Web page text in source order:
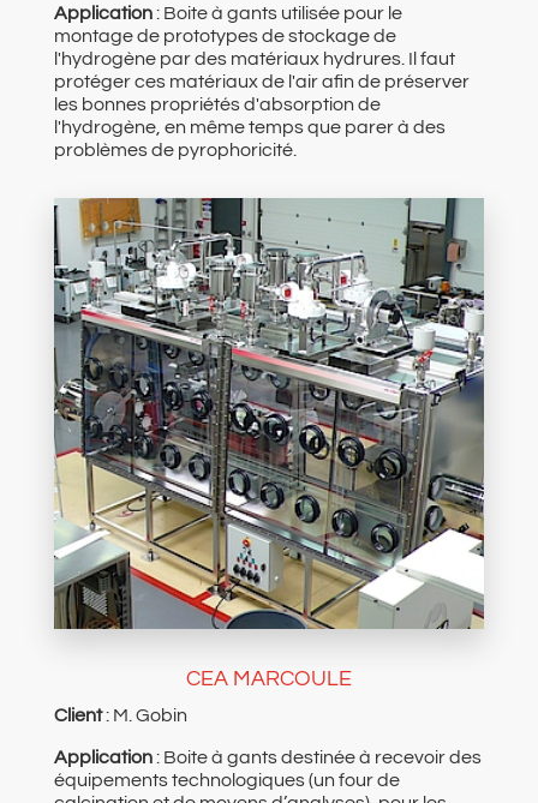
Application: Boite à gants utilisée pour le
montage de prototypes de stockage de
l'hydrogène par des matériaux hydrures. Il faut
protéger ces matériaux de l'air afin de préserver
les bonnes propriétés d'absorption de
l'hydrogène, en même temps que parer à des
problèmes de pyrophoricité.
CEA MARCOULE
Client: M. Gobin
Application: Boite à gants destinée à recevoir des
équipements technologiques (un four de